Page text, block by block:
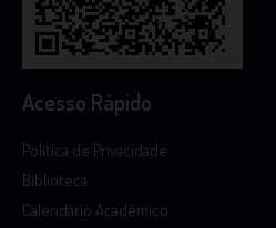
Acesso Rápido
Política de Privacidade
Biblioteca
Calendário Acadêmico